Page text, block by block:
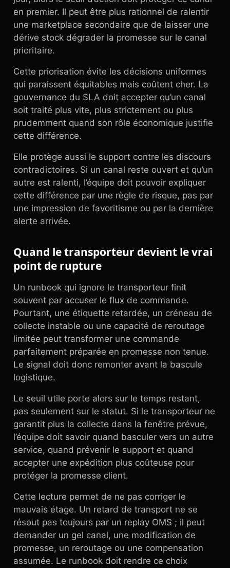
en premier. Il peut être plus rationnel de ralentir
une marketplace secondaire que de laisser une
dérive stock dégrader la promesse sur le canal
prioritaire.
Cette priorisation évite les décisions uniformes
qui paraissent équitables mais coûtent cher. La
gouvernance du SLA doit accepter qu’un canal
soit traité plus vite, plus strictement ou plus
prudemment quand son rôle économique justifie
cette différence.
Elle protège aussi le support contre les discours
contradictoires. Si un canal reste ouvert et qu’un
autre est ralenti, l’équipe doit pouvoir expliquer
cette différence par une règle de risque, pas par
une impression de favoritisme ou par la dernière
alerte arrivée.
Quand le transporteur devient le vrai
point de rupture
Un runbook qui ignore le transporteur finit
souvent par accuser le flux de commande.
Pourtant, une étiquette retardée, un créneau de
collecte instable ou une capacité de reroutage
limitée peut transformer une commande
parfaitement préparée en promesse non tenue.
Le signal doit donc remonter avant la bascule
logistique.
Le seuil utile porte alors sur le temps restant,
pas seulement sur le statut. Si le transporteur ne
garantit plus la collecte dans la fenêtre prévue,
l’équipe doit savoir quand basculer vers un autre
service, quand prévenir le support et quand
accepter une expédition plus coûteuse pour
protéger la promesse client.
Cette lecture permet de ne pas corriger le
mauvais étage. Un retard de transport ne se
résout pas toujours par un replay OMS ; il peut
demander un gel canal, une modification de
promesse, un reroutage ou une compensation
assumée. Le runbook doit rendre ce choix